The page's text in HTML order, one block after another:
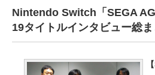
Nintendo Switch「SEGA
19タイトルインタビュー総